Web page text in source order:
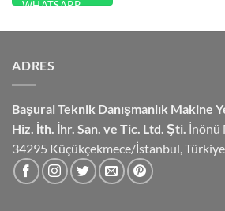
ADRES
Başural Teknik Danışmanlık Makine
Hiz. İth. İhr. San. ve Tic. Ltd. Şti. İnönü
34295 Küçükçekmece/İstanbul, Türkiye